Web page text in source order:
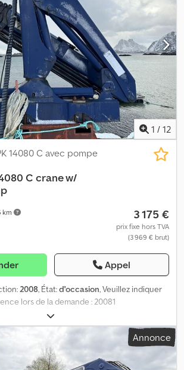
1 / 12
km
14080 C avec pompe
C crane w/
3 175 €
prix fixe hors TVA
(3 969 € brut)
Appel
2008, État:d'occasion, Veuillez indiquer
lors de la demande : 20081
de fabrication : 2008 Poids : 750 kg Pompe
: 12 mètres Prêt à être livré Description :
C, année 2008, équipée d'une pompe
a été révisée lors de son acquisition par le
Prête à être livrée. Poids propre : 750 kg
Annonce